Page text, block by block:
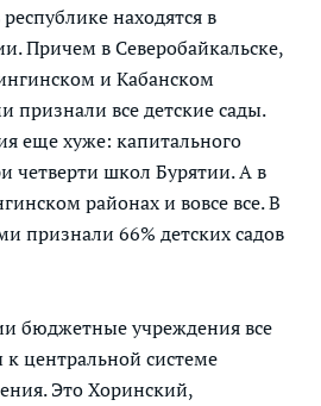
находятся в
Причем в Северобайкальске,
и Кабанском
признали все детские сады.
еще хуже: капитального
четверти школ Бурятии. А в
районах и вовсе все. В
признали 66% детских садов
бюджетные учреждения все
центральной системе
Это Хоринский,